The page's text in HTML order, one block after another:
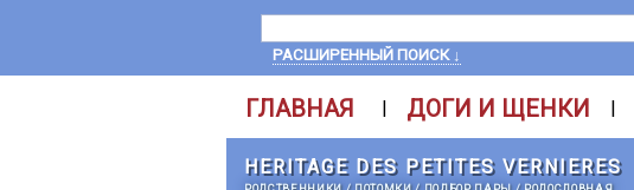
РАСШИРЕННЫЙ ПОИСК ↓
ГЛАВНАЯ | ДОГИ И ЩЕНКИ |
HERITAGE DES PETITES VERNIERES